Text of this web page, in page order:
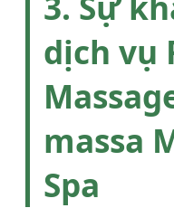
dịch vụ
massa
Spa